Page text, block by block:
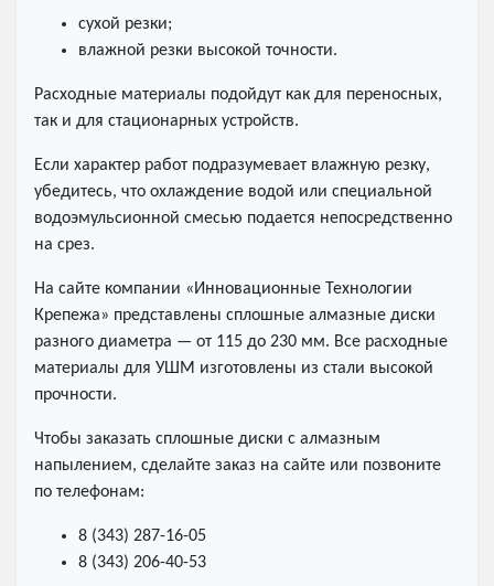
сухой резки;
влажной резки высокой точности.
Расходные материалы подойдут как для переносных,
так и для стационарных устройств.
Если характер работ подразумевает влажную резку,
убедитесь, что охлаждение водой или специальной
водоэмульсионной смесью подается непосредственно
на срез.
На сайте компании «Инновационные Технологии
Крепежа» представлены сплошные алмазные диски
разного диаметра — от 115 до 230 мм. Все расходные
материалы для УШМ изготовлены из стали высокой
прочности.
Чтобы заказать сплошные диски с алмазным
напылением, сделайте заказ на сайте или позвоните
по телефонам:
8 (343) 287-16-05
8 (343) 206-40-53